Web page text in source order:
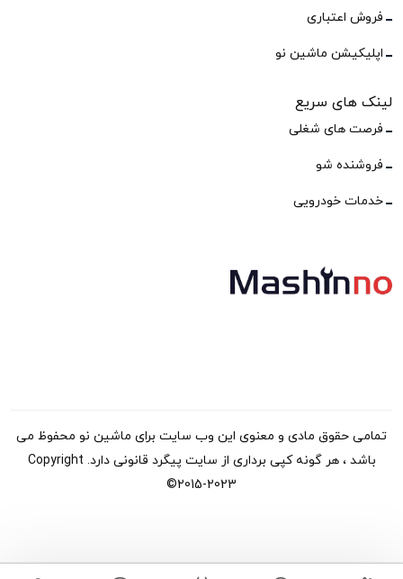
فروش اعتباری
اپلیکیشن ماشین نو
لینک های سریع
فرصت های شغلی
فروشنده شو
خدمات خودرویی
تمامی حقوق مادی و معنوی این وب سایت برای ماشین نو محفوظ می
باشد ، هر گونه کپی برداری از سایت پیگرد قانونی دارد. Copyright
©2015-2023